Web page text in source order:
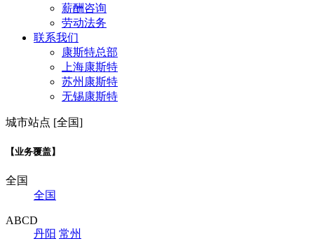
薪酬咨询
劳动法务
联系我们
康斯特总部
上海康斯特
苏州康斯特
无锡康斯特
城市站点 [全国]
【业务覆盖】
全国
全国
ABCD
丹阳 常州